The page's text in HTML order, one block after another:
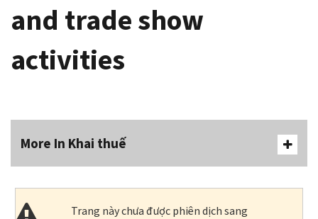
and trade show
activities
More In Khai thuế
Trang này chưa được phiên dịch sang